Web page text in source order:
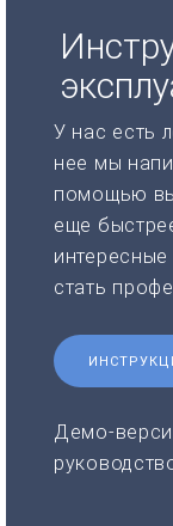
У нас есть
нее мы
помощью
еще
стать
Демо-